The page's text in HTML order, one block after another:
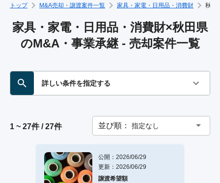
M&A専門家の方へ
トップ M&A売却・譲渡案件一覧 家具・家電・日用品・消費財 秋田
家具・家電・日用品・消費財×秋田県
のM&A・事業承継 - 売却案件一覧
詳しい条件を指定する
1 ~ 27件 / 27件 並び順： 指定なし
公開：2026/06/29
更新：2026/06/29
譲渡希望額